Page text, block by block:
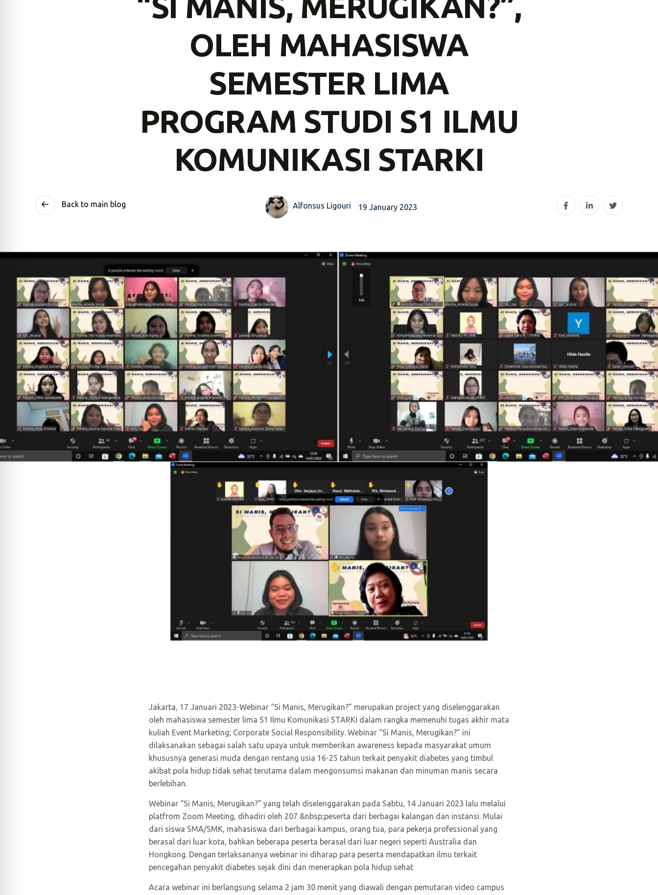
OLEH MAHASISWA
SEMESTER LIMA
PROGRAM STUDI S1 ILMU
KOMUNIKASI STARKI
Back to main blog Alfonsus Ligouri 19 January 2023
Jakarta, 17 Januari 2023-Webinar “Si Manis, Merugikan?” merupakan project yang diselenggarakan
oleh mahasiswa semester lima S1 Ilmu Komunikasi STARKI dalam rangka memenuhi tugas akhir mata
kuliah Event Marketing; Corporate Social Responsibility. Webinar “Si Manis, Merugikan?” ini
dilaksanakan sebagai salah satu upaya untuk memberikan awareness kepada masyarakat umum
khususnya generasi muda dengan rentang usia 16-25 tahun terkait penyakit diabetes yang timbul
akibat pola hidup tidak sehat terutama dalam mengonsumsi makanan dan minuman manis secara
berlebihan.
Webinar “Si Manis, Merugikan?” yang telah diselenggarakan pada Sabtu, 14 Januari 2023 lalu melalui
platfrom Zoom Meeting, dihadiri oleh 207 &nbsp;peserta dari berbagai kalangan dan instansi. Mulai
dari siswa SMA/SMK, mahasiswa dari berbagai kampus, orang tua, para pekerja professional yang
berasal dari luar kota, bahkan beberapa peserta berasal dari luar negeri seperti Australia dan
Hongkong. Dengan terlaksananya webinar ini diharap para peserta mendapatkan ilmu terkait
pencegahan penyakit diabetes sejak dini dan menerapkan pola hidup sehat
Acara webinar ini berlangsung selama 2 jam 30 menit yang diawali dengan pemutaran video campus